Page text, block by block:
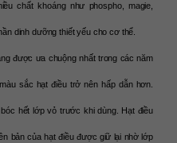
chất khoáng như phospho, magie,
dinh dưỡng thiết yếu cho cơ thể.
được ưa chuộng nhất trong các năm
sắc hạt điều trở nên hấp dẫn hơn.
hết lớp vỏ trước khi dùng. Hạt điều
bản của hạt điều được giữ lại nhờ lớp